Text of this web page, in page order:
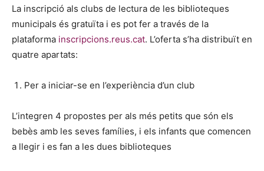
La inscripció als clubs de lectura de les biblioteques
municipals és gratuïta i es pot fer a través de la
plataforma inscripcions.reus.cat. L’oferta s’ha distribuït en
quatre apartats:
Per a iniciar-se en l’experiència d’un club
L’integren 4 propostes per als més petits que són els
bebès amb les seves famílies, i els infants que comencen
a llegir i es fan a les dues biblioteques